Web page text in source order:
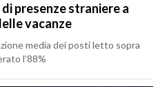
presenze straniere a
vacanze
media dei posti letto sopra
l’88%